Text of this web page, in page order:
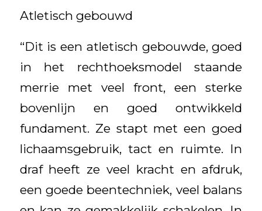
Atletisch gebouwd
“Dit is een atletisch gebouwde, goed
in het rechthoeksmodel staande
merrie met veel front, een sterke
bovenlijn en goed ontwikkeld
fundament. Ze stapt met een goed
lichaamsgebruik, tact en ruimte. In
draf heeft ze veel kracht en afdruk,
een goede beentechniek, veel balans